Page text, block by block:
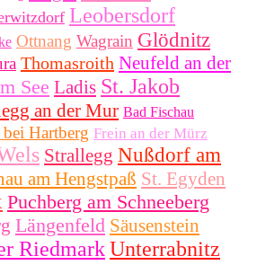
Leobersdorf
Ottnang Wagrain Glödnitz
Thomasroith Neufeld an der
See Ladis St. Jakob
an der Mur Bad Fischau
Hartberg Frein an der Mürz
Strallegg Nußdorf am
am Hengstpaß St. Egyden
Puchberg am Schneeberg
Längenfeld Säusenstein
RiedmarkUnterrabnitz